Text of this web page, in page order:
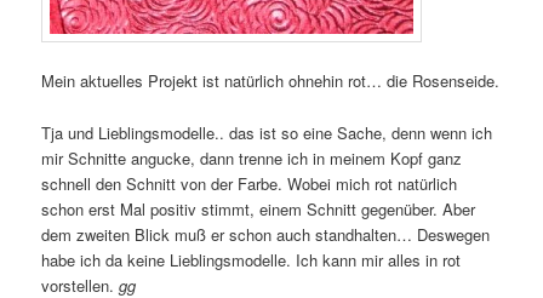
Mein aktuelles Projekt ist natürlich ohnehin rot… die Rosenseide.
Tja und Lieblingsmodelle.. das ist so eine Sache, denn wenn ich
mir Schnitte angucke, dann trenne ich in meinem Kopf ganz
schnell den Schnitt von der Farbe. Wobei mich rot natürlich
schon erst Mal positiv stimmt, einem Schnitt gegenüber. Aber
dem zweiten Blick muß er schon auch standhalten… Deswegen
habe ich da keine Lieblingsmodelle. Ich kann mir alles in rot
vorstellen.gg